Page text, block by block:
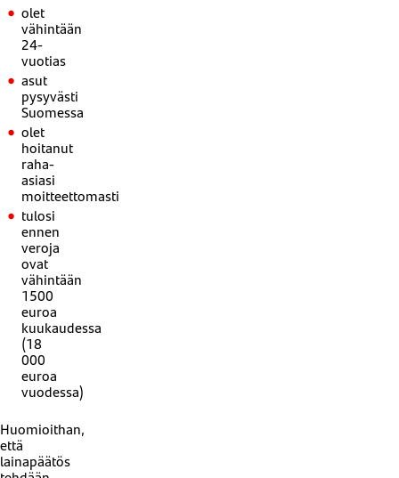
olet
vähintään
24-
vuotias
asut
pysyvästi
Suomessa
olet
hoitanut
raha-
asiasi
moitteettomasti
tulosi
ennen
veroja
ovat
vähintään
1500
euroa
kuukaudessa
(18
000
euroa
vuodessa)
Huomioithan,
että
lainapäätös